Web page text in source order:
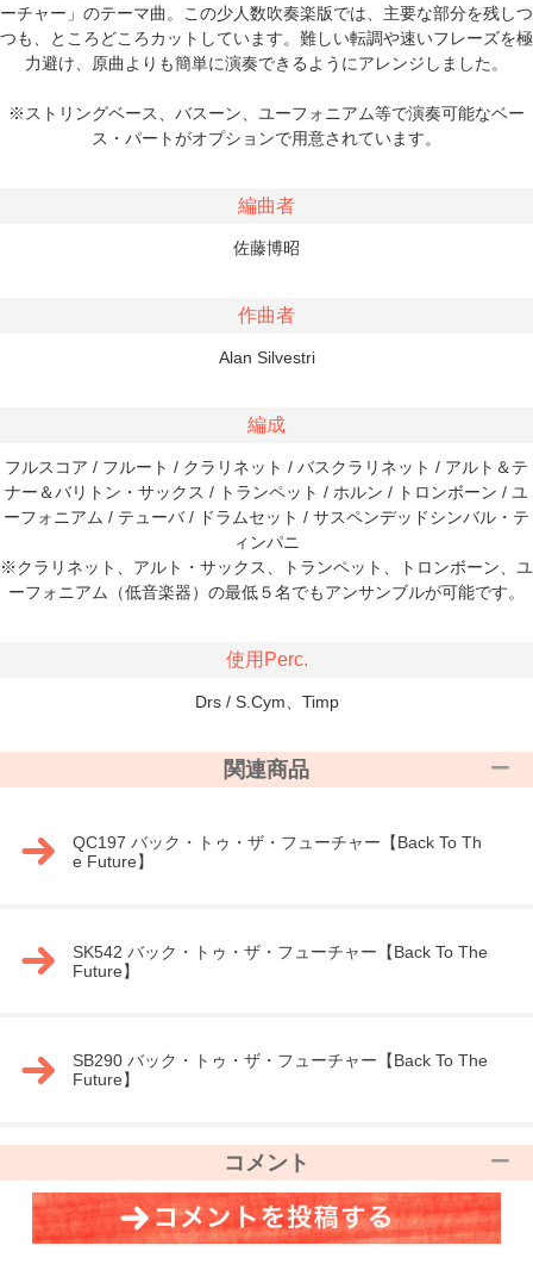
ーチャー」のテーマ曲。この少人数吹奏楽版では、主要な部分を残しつ
つも、ところどころカットしています。難しい転調や速いフレーズを極
力避け、原曲よりも簡単に演奏できるようにアレンジしました。
※ストリングベース、バスーン、ユーフォニアム等で演奏可能なベー
ス・パートがオプションで用意されています。
編曲者
佐藤博昭
作曲者
Alan Silvestri
編成
フルスコア / フルート / クラリネット / バスクラリネット / アルト＆テ
ナー＆バリトン・サックス / トランペット / ホルン / トロンボーン / ユ
ーフォニアム / テューバ / ドラムセット / サスペンデッドシンバル・テ
ィンパニ
※クラリネット、アルト・サックス、トランペット、トロンボーン、ユ
ーフォニアム（低音楽器）の最低５名でもアンサンブルが可能です。
使用Perc.
Drs / S.Cym、Timp
関連商品
QC197 バック・トゥ・ザ・フューチャー【Back To Th
e Future】
SK542 バック・トゥ・ザ・フューチャー【Back To The
Future】
SB290 バック・トゥ・ザ・フューチャー【Back To The
Future】
コメント